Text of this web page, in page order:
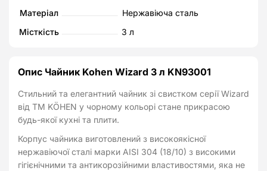
Матеріал
Нержавіюча сталь
Місткість
3 л
Опис Чайник Kohen Wizard 3 л KN93001
Стильний та елегантний чайник зі свистком серії Wizard
від ТМ KÖHEN у чорному кольорі стане прикрасою
будь-якої кухні та плити.
Корпус чайника виготовлений з високоякісної
нержавіючої сталі марки AISI 304 (18/10) з високими
гігієнічними та антикорозійними властивостями, яка не